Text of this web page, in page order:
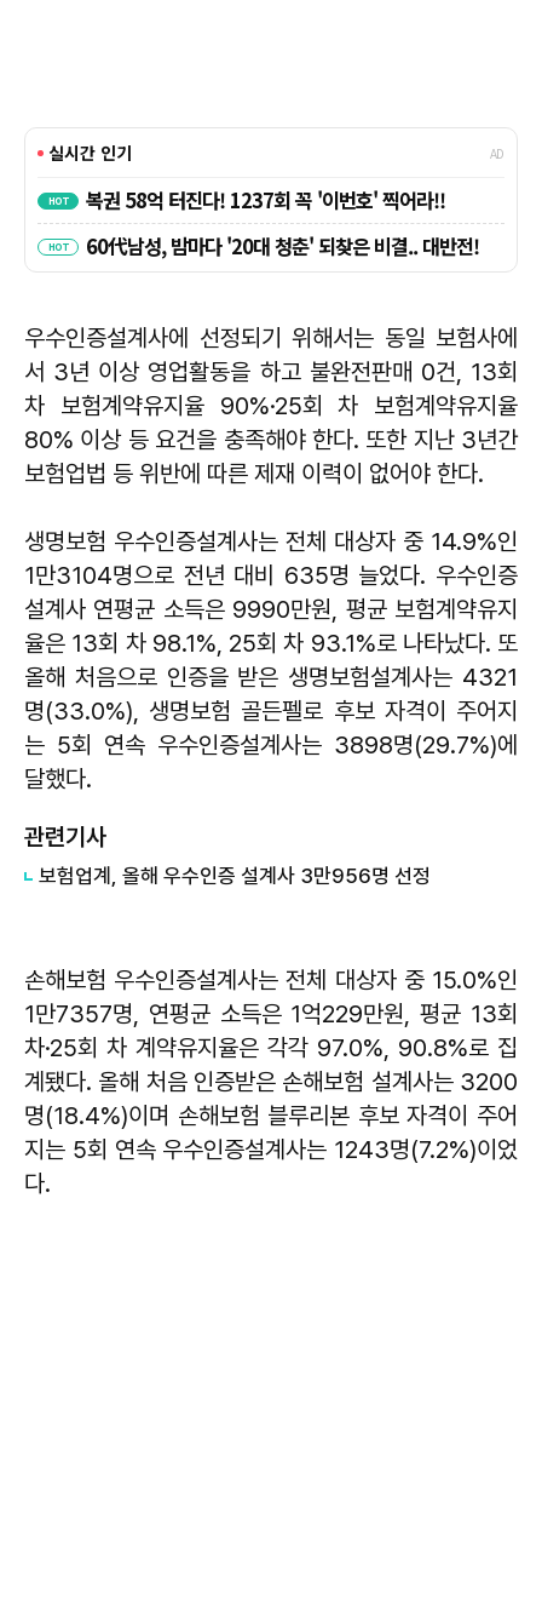
우수인증설계사에 선정되기 위해서는 동일 보험사에
서 3년 이상 영업활동을 하고 불완전판매 0건, 13회
차 보험계약유지율 90%·25회 차 보험계약유지율
80% 이상 등 요건을 충족해야 한다. 또한 지난 3년간
보험업법 등 위반에 따른 제재 이력이 없어야 한다.
생명보험 우수인증설계사는 전체 대상자 중 14.9%인
1만3104명으로 전년 대비 635명 늘었다. 우수인증
설계사 연평균 소득은 9990만원, 평균 보험계약유지
율은 13회 차 98.1%, 25회 차 93.1%로 나타났다. 또
올해 처음으로 인증을 받은 생명보험설계사는 4321
명(33.0%), 생명보험 골든펠로 후보 자격이 주어지
는 5회 연속 우수인증설계사는 3898명(29.7%)에
달했다.
관련기사
보험업계, 올해 우수인증 설계사 3만956명 선정
손해보험 우수인증설계사는 전체 대상자 중 15.0%인
1만7357명, 연평균 소득은 1억229만원, 평균 13회
차·25회 차 계약유지율은 각각 97.0%, 90.8%로 집
계됐다. 올해 처음 인증받은 손해보험 설계사는 3200
명(18.4%)이며 손해보험 블루리본 후보 자격이 주어
지는 5회 연속 우수인증설계사는 1243명(7.2%)이었
다.